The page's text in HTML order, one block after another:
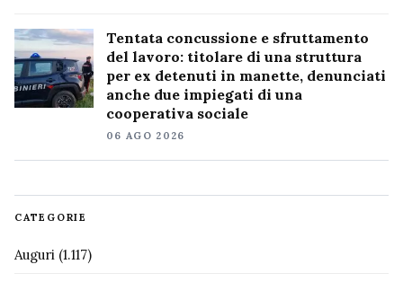
Tentata concussione e sfruttamento
del lavoro: titolare di una struttura
per ex detenuti in manette, denunciati
anche due impiegati di una
cooperativa sociale
06 AGO 2026
CATEGORIE
Auguri (1.117)